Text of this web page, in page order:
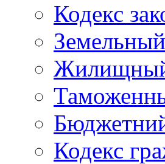
Кодекс
Жилищный
Кодекс